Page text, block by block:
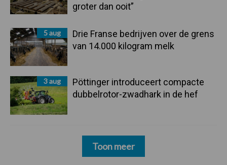
groter dan ooit”
5 aug
Drie Franse bedrijven over de grens
van 14.000 kilogram melk
3 aug
Pöttinger introduceert compacte
dubbelrotor-zwadhark in de hef
Toon meer